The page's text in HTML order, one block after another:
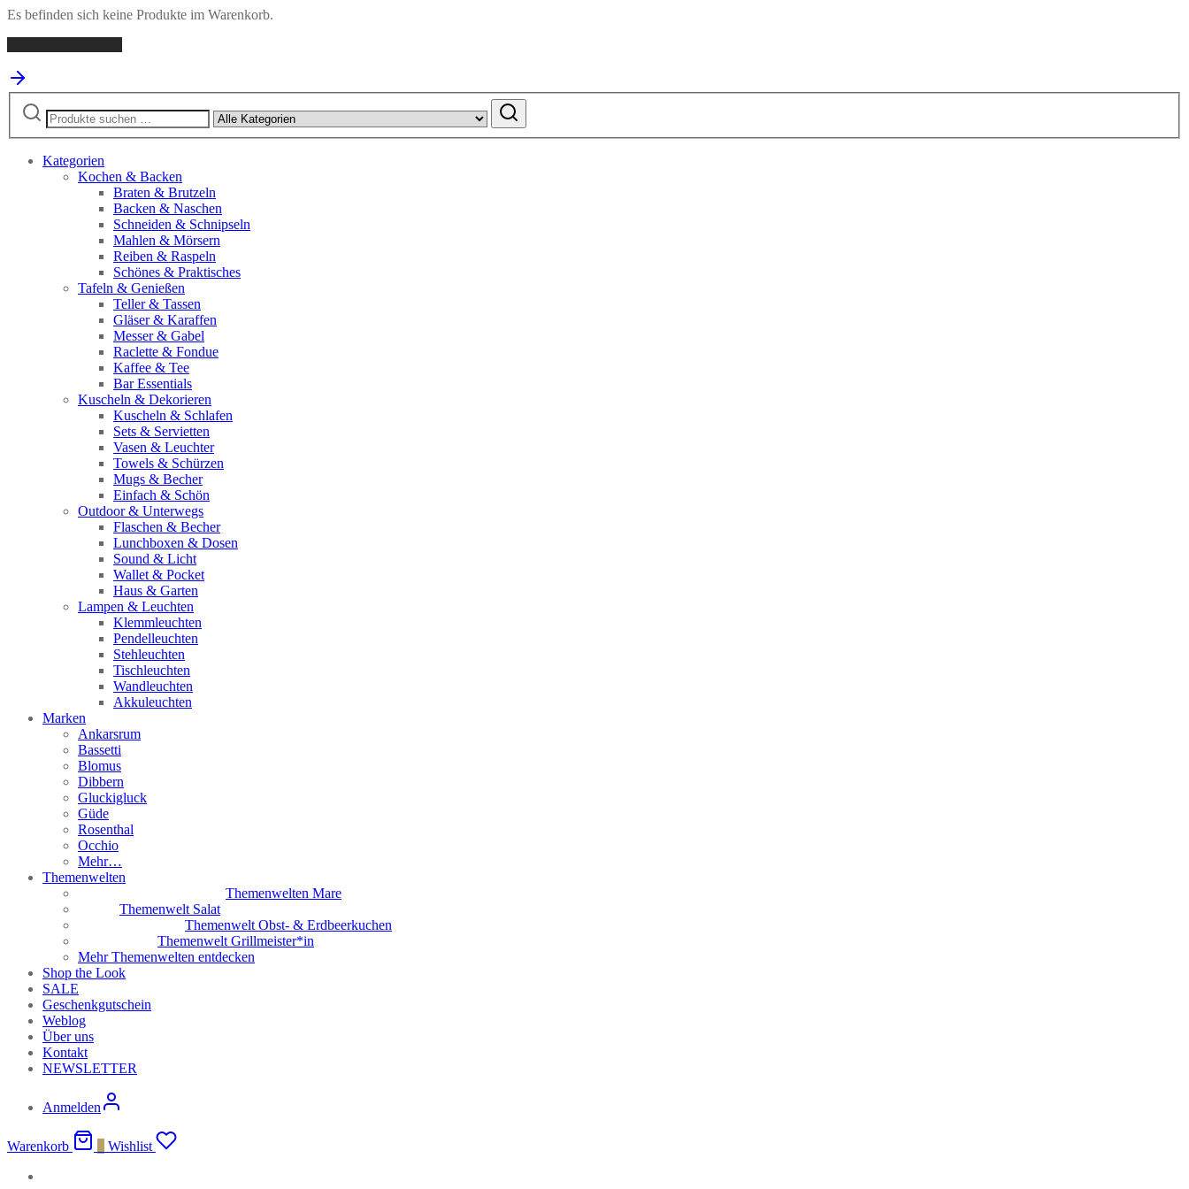
Es befinden sich keine Produkte im Warenkorb.
Suchen
nach:
Kategorien
Kochen & Backen
Braten & Brutzeln
Backen & Naschen
Schneiden & Schnipseln
Mahlen & Mörsern
Reiben & Raspeln
Schönes & Praktisches
Tafeln & Genießen
Teller & Tassen
Gläser & Karaffen
Messer & Gabel
Raclette & Fondue
Kaffee & Tee
Bar Essentials
Kuscheln & Dekorieren
Kuscheln & Schlafen
Sets & Servietten
Vasen & Leuchter
Towels & Schürzen
Mugs & Becher
Einfach & Schön
Outdoor & Unterwegs
Flaschen & Becher
Lunchboxen & Dosen
Sound & Licht
Wallet & Pocket
Haus & Garten
Lampen & Leuchten
Klemmleuchten
Pendelleuchten
Stehleuchten
Tischleuchten
Wandleuchten
Akkuleuchten
Marken
Ankarsrum
Bassetti
Blomus
Dibbern
Gluckigluck
Güde
Rosenthal
Occhio
Mehr…
Themenwelten
Themenwelten Mare
Themenwelt Salat
Themenwelt Obst- & Erdbeerkuchen
Themenwelt Grillmeister*in
Mehr Themenwelten entdecken
Shop the Look
SALE
Geschenkgutschein
Weblog
Über uns
Kontakt
NEWSLETTER
Anmelden
Warenkorb Wishlist